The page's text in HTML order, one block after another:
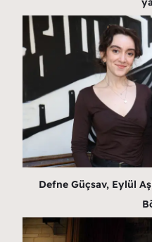
Defne Güçsav, Eylül